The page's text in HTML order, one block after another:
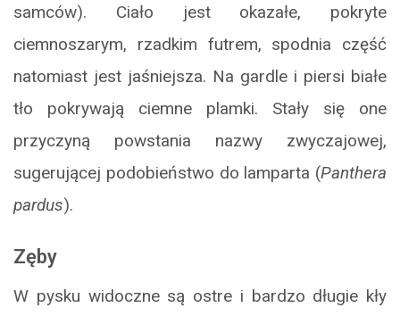
samców). Ciało jest okazałe, pokryte
ciemnoszarym, rzadkim futrem, spodnia część
natomiast jest jaśniejsza. Na gardle i piersi białe
tło pokrywają ciemne plamki. Stały się one
przyczyną powstania nazwy zwyczajowej,
sugerującej podobieństwo do lamparta (Panthera
pardus).
Zęby
W pysku widoczne są ostre i bardzo długie kły